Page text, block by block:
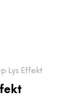
Lys Effekt